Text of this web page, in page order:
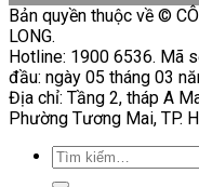
Bản quyền thuộc về ©
LONG.
Hotline: 1900 6536. Mã
đầu: ngày 05 tháng 03
Địa chỉ: Tầng 2, tháp A
Phường Tương Mai, TP.
Tìm
kiếm: